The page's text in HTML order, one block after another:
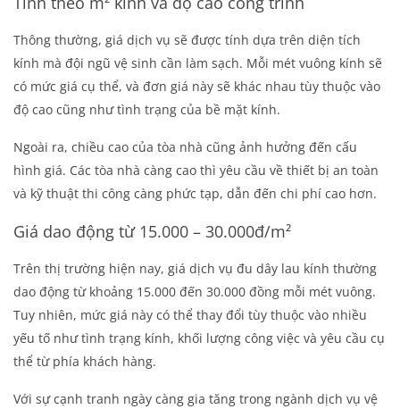
Thông thường, giá dịch vụ sẽ được tính dựa trên diện tích
kính mà đội ngũ vệ sinh cần làm sạch. Mỗi mét vuông kính sẽ
có mức giá cụ thể, và đơn giá này sẽ khác nhau tùy thuộc vào
độ cao cũng như tình trạng của bề mặt kính.
Ngoài ra, chiều cao của tòa nhà cũng ảnh hưởng đến cấu
hình giá. Các tòa nhà càng cao thì yêu cầu về thiết bị an toàn
và kỹ thuật thi công càng phức tạp, dẫn đến chi phí cao hơn.
Giá dao động từ 15.000 – 30.000đ/m²
Trên thị trường hiện nay, giá dịch vụ đu dây lau kính thường
dao động từ khoảng 15.000 đến 30.000 đồng mỗi mét vuông.
Tuy nhiên, mức giá này có thể thay đổi tùy thuộc vào nhiều
yếu tố như tình trạng kính, khối lượng công việc và yêu cầu cụ
thể từ phía khách hàng.
Với sự cạnh tranh ngày càng gia tăng trong ngành dịch vụ vệ